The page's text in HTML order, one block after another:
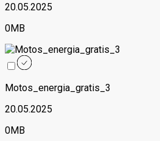
20.05.2025
0MB
Motos_energia_gratis_3
20.05.2025
0MB